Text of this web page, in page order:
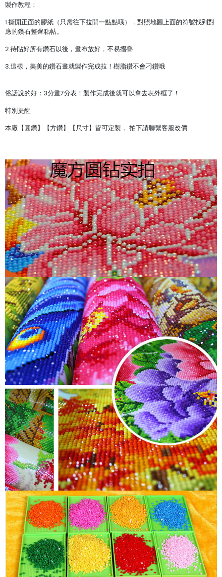
製作教程：
1.撕開正面的膠紙（只需往下拉開一點點哦），對照地圖上面的符號找到對
應的鑽石整齊粘帖。
2.待貼好所有鑽石以後，畫布放好，不易摺疊
3.這樣，美美的鑽石畫就製作完成拉！樹脂鑽不會刁鑽哦
俗話說的好：3分畫7分表！製作完成後就可以拿去表外框了！
特別提醒
本廠【圓鑽】【方鑽】【尺寸】皆可定製， 拍下請聯繫客服改價